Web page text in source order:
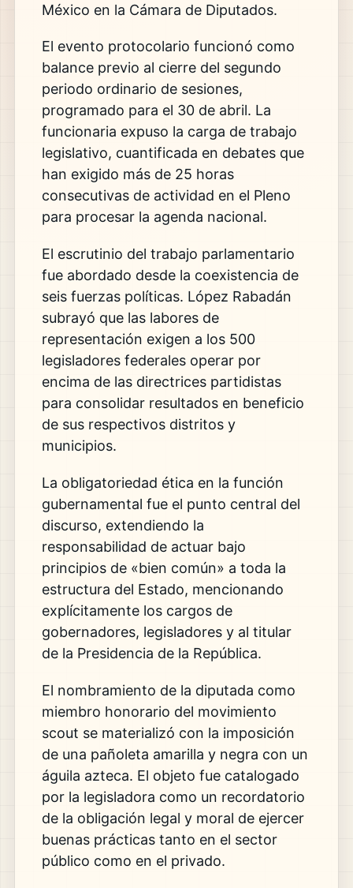
México en la Cámara de Diputados.
El evento protocolario funcionó como
balance previo al cierre del segundo
periodo ordinario de sesiones,
programado para el 30 de abril. La
funcionaria expuso la carga de trabajo
legislativo, cuantificada en debates que
han exigido más de 25 horas
consecutivas de actividad en el Pleno
para procesar la agenda nacional.
El escrutinio del trabajo parlamentario
fue abordado desde la coexistencia de
seis fuerzas políticas. López Rabadán
subrayó que las labores de
representación exigen a los 500
legisladores federales operar por
encima de las directrices partidistas
para consolidar resultados en beneficio
de sus respectivos distritos y
municipios.
La obligatoriedad ética en la función
gubernamental fue el punto central del
discurso, extendiendo la
responsabilidad de actuar bajo
principios de «bien común» a toda la
estructura del Estado, mencionando
explícitamente los cargos de
gobernadores, legisladores y al titular
de la Presidencia de la República.
El nombramiento de la diputada como
miembro honorario del movimiento
scout se materializó con la imposición
de una pañoleta amarilla y negra con un
águila azteca. El objeto fue catalogado
por la legisladora como un recordatorio
de la obligación legal y moral de ejercer
buenas prácticas tanto en el sector
público como en el privado.